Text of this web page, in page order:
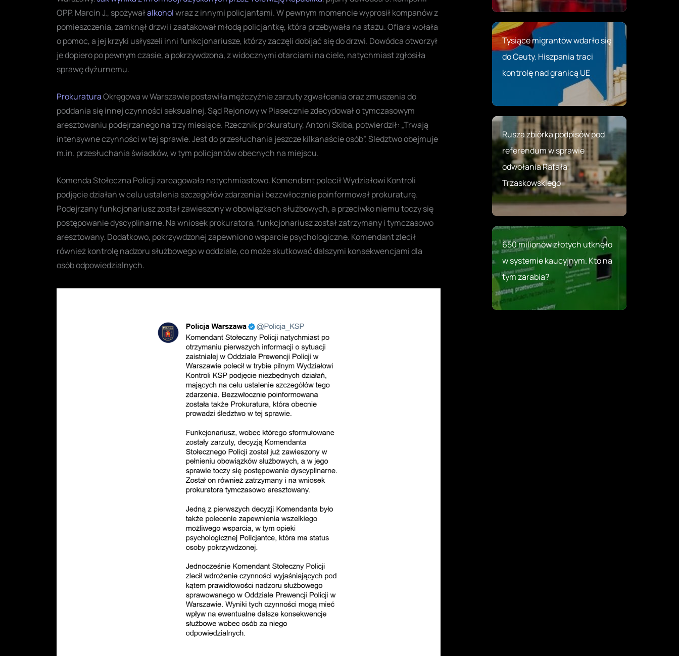
OPP, Marcin J., spożywałalkoholwraz z innymi policjantami. W pewnym momencie wyprosił kompanów z
pomieszczenia, zamknął drzwi i zaatakował młodą policjantkę, która przebywała na stażu. Ofiara wołała
o pomoc, a jej krzyki usłyszeli inni funkcjonariusze, którzy zaczęli dobijać się do drzwi. Dowódca otworzył
je dopiero po pewnym czasie, a pokrzywdzona, z widocznymi otarciami na ciele, natychmiast zgłosiła
sprawę dyżurnemu.
ProkuraturaOkręgowa w Warszawie postawiła mężczyźnie zarzuty zgwałcenia oraz zmuszenia do
poddania się innej czynności seksualnej. Sąd Rejonowy w Piasecznie zdecydował o tymczasowym
aresztowaniu podejrzanego na trzy miesiące. Rzecznik prokuratury, Antoni Skiba, potwierdził: „Trwają
intensywne czynności w tej sprawie. Jest do przesłuchania jeszcze kilkanaście osób”. Śledztwo obejmuje
m.in. przesłuchania świadków, w tym policjantów obecnych na miejscu.
Komenda Stołeczna Policji zareagowała natychmiastowo. Komendant polecił Wydziałowi Kontroli
podjęcie działań w celu ustalenia szczegółów zdarzenia i bezzwłocznie poinformował prokuraturę.
Podejrzany funkcjonariusz został zawieszony w obowiązkach służbowych, a przeciwko niemu toczy się
postępowanie dyscyplinarne. Na wniosek prokuratora, funkcjonariusz został zatrzymany i tymczasowo
aresztowany. Dodatkowo, pokrzywdzonej zapewniono wsparcie psychologiczne. Komendant zlecił
również kontrolę nadzoru służbowego w oddziale, co może skutkować dalszymi konsekwencjami dla
osób odpowiedzialnych.
Tysiące migrantów wdarło się
do Ceuty. Hiszpania traci
kontrolę nad granicą UE
Rusza zbiórka podpisów pod
referendum w sprawie
odwołania Rafała
Trzaskowskiego
650 milionów złotych utknęło
w systemie kaucyjnym. Kto na
tym zarabia?